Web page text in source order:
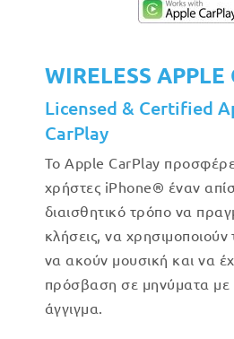
WIRELESS APPLE
Licensed & Certified
CarPlay
Το Apple CarPlay
χρήστες iPhone® έναν
διαισθητικό τρόπο να
κλήσεις, να χρησιμοποιούν
να ακούν μουσική και να
πρόσβαση σε μηνύματα με
άγγιγμα.